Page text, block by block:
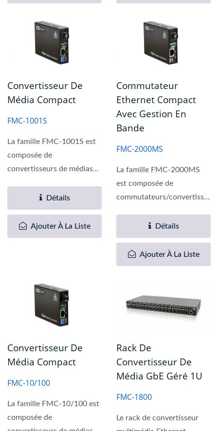
Convertisseur De
Média Compact
FMC-1001S
La famille FMC-1001S est
composée de
convertisseurs de médias
Détails
Ajouter À La Liste
Commutateur
Ethernet Compact
Avec Gestion En
Bande
FMC-2000MS
La famille FMC-2000MS
est composée de
commutateurs/convertisseurs
10/100/1000Base-T...
Détails
Ajouter À La Liste
Convertisseur De
Média Compact
FMC-10/100
La famille FMC-10/100 est
composée de
Rack De
Convertisseur De
Média GbE Géré 1U
FMC-1800
Le rack de convertisseur